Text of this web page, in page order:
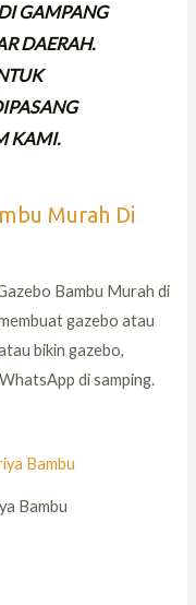
GAMPANG
DAERAH.
KAMI.
Murah Di
Bambu Murah di
gazebo atau
bikin gazebo,
di samping.
Bambu